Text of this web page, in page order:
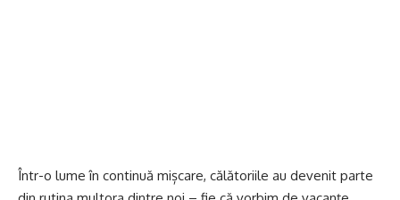
Într-o lume în continuă mișcare, călătoriile au devenit parte